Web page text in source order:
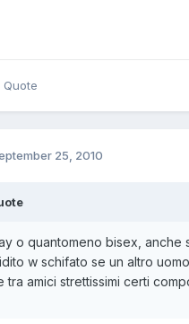
Quote
25, 2010
o quantomeno bisex, anche
w schifato se un altro
tra amici strettissimi certi